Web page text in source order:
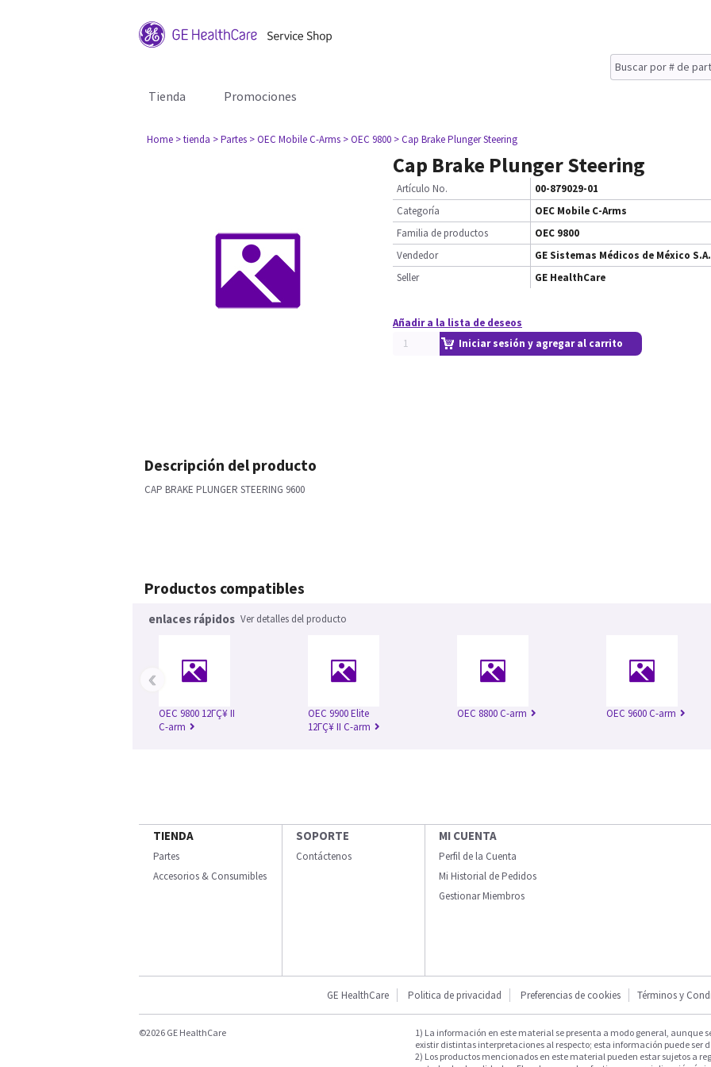
Tienda Promociones
Home > tienda > Partes > OEC Mobile C-Arms > OEC 9800 > Cap Brake Plunger Steering
Cap Brake Plunger Steering
Artículo No.
00-879029-01
Categoría
OEC Mobile C-Arms
Familia de productos
OEC 9800
Vendedor
GE Sistemas Médicos de México S.A.
Seller
GE HealthCare
Añadir a la lista de deseos
Iniciar sesión y agregar al carrito
Descripción del producto
CAP BRAKE PLUNGER STEERING 9600
Productos compatibles
enlaces rápidos Ver detalles del producto
OEC 9800 12ΓÇ¥ II
C-arm
OEC 9900 Elite
12ΓÇ¥ II C-arm
OEC 8800 C-arm OEC 9600 C-arm
‹
TIENDA
Partes
Accesorios & Consumibles
SOPORTE
Contáctenos
MI CUENTA
Perfil de la Cuenta
Mi Historial de Pedidos
Gestionar Miembros
GE HealthCare Politica de privacidad Preferencias de cookies Términos y
©2026 GE HealthCare
1) La información en este material se presenta a modo general, aunque
existir distintas interpretaciones al respecto; esta información puede ser
2) Los productos mencionados en este material pueden estar sujetos a